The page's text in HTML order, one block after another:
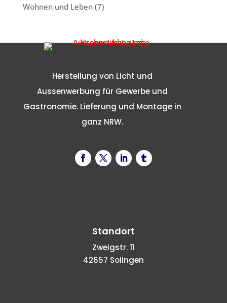
Produkte
Wohnen und Leben 77
Herstellung von Licht und
Aussenwerbung für Gewerbe und
Gastronomie. Lieferung und Montage in
ganz NRW.
Standort
Zweigstr. 11
42657 Solingen